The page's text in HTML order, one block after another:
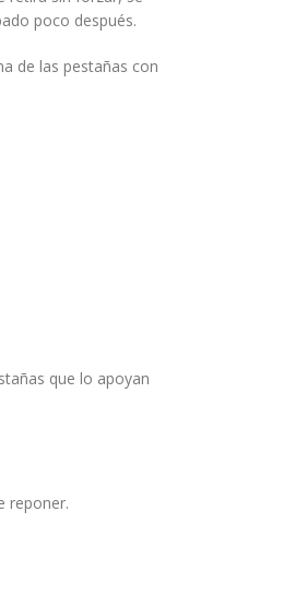
poco después.
de las pestañas con
que lo apoyan
reponer.